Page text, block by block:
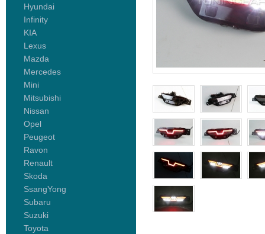
Hyundai
Infinity
KIA
Lexus
Mazda
Mercedes
Mini
Mitsubishi
Nissan
Opel
Peugeot
Ravon
Renault
Skoda
SsangYong
Subaru
Suzuki
Toyota